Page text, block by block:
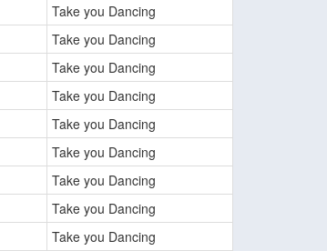
Take you Dancing
Take you Dancing
Take you Dancing
Take you Dancing
Take you Dancing
Take you Dancing
Take you Dancing
Take you Dancing
Take you Dancing